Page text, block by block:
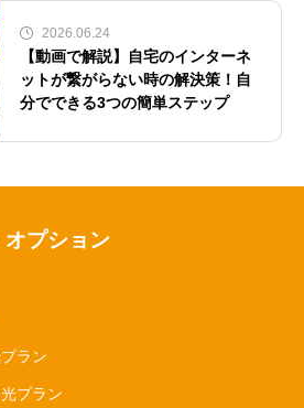
2026.06.24
【動画で解説】自宅のインターネ
ットが繋がらない時の解決策！自
分でできる3つの簡単ステップ
プション
ラン
プラン